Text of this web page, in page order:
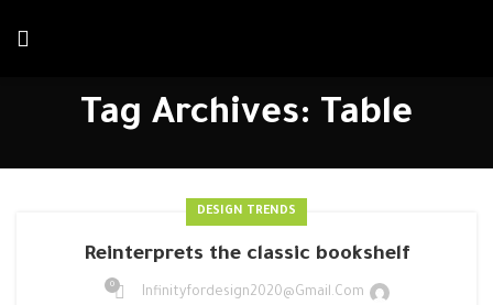
Tag Archives: Table
DESIGN TRENDS
Reinterprets the classic bookshelf
Infinityfordesign2020@gmail.com
0